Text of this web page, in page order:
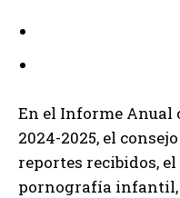
En el Informe Anual
2024-2025, el
reportes recibidos,
pornografía infantil,